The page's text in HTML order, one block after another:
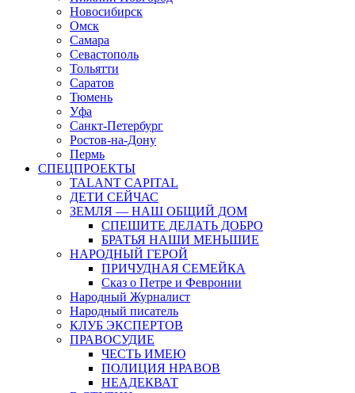
Новосибирск
Омск
Самара
Севастополь
Тольятти
Саратов
Тюмень
Уфа
Санкт-Петербург
Ростов-на-Дону
Пермь
СПЕЦПРОЕКТЫ
TALANT CAPITAL
ДЕТИ СЕЙЧАС
ЗЕМЛЯ — НАШ ОБЩИЙ ДОМ
СПЕШИТЕ ДЕЛАТЬ ДОБРО
БРАТЬЯ НАШИ МЕНЬШИЕ
НАРОДНЫЙ ГЕРОЙ
ПРИЧУДНАЯ СЕМЕЙКА
Сказ о Петре и Февронии
Народный Журналист
Народный писатель
КЛУБ ЭКСПЕРТОВ
ПРАВОСУДИЕ
ЧЕСТЬ ИМЕЮ
ПОЛИЦИЯ НРАВОВ
НЕАДЕКВАТ